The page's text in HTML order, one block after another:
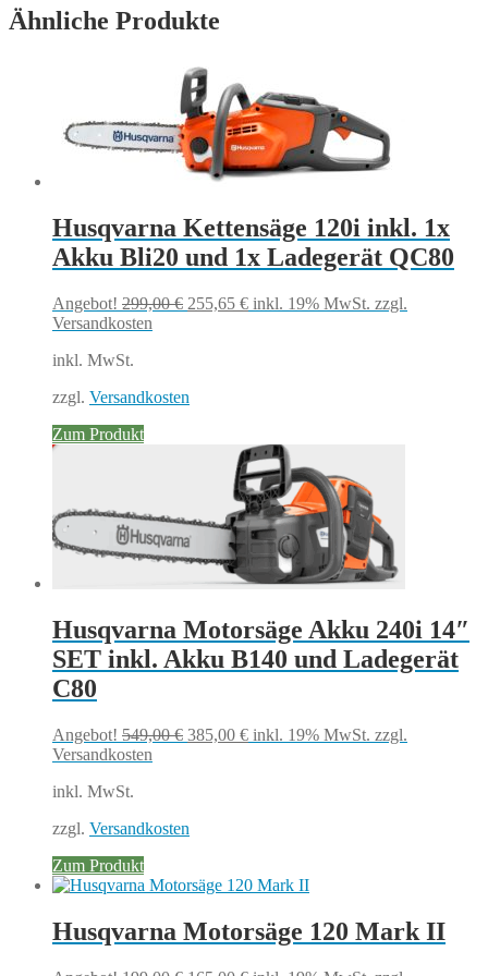
Ähnliche Produkte
Husqvarna Kettensäge 120i inkl. 1x
Akku Bli20 und 1x Ladegerät QC80
Angebot! 299,00€ Ursprünglicher
255,65 €Aktueller
inkl. 19% MwSt. zzgl.
Versandkosten
inkl. MwSt.
zzgl. Versandkosten
Zum Produkt
Husqvarna Motorsäge Akku 240i 14″
SET inkl. Akku B140 und Ladegerät
C80
Angebot! 549,00€ Ursprünglicher
385,00 €Aktueller
inkl. 19% MwSt. zzgl.
Versandkosten
inkl. MwSt.
zzgl. Versandkosten
Zum Produkt
Husqvarna Motorsäge 120 Mark II